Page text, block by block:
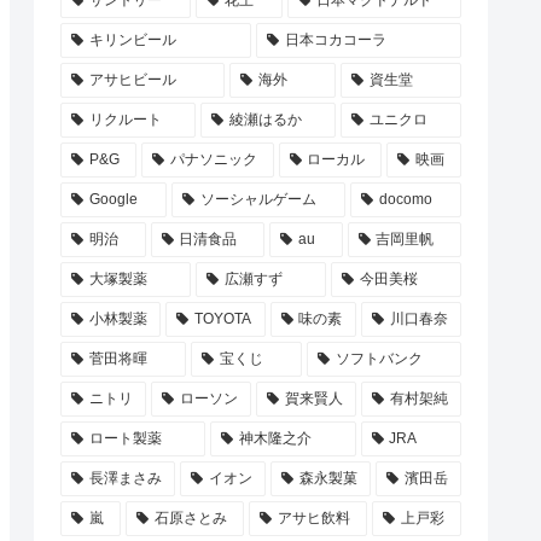
キリンビール 日本コカコーラ
アサヒビール 海外 資生堂
リクルート 綾瀬はるか ユニクロ
P&G パナソニック ローカル 映画
Google ソーシャルゲーム docomo
明治 日清食品 au 吉岡里帆
大塚製薬 広瀬すず 今田美桜
小林製薬 TOYOTA 味の素 川口春奈
菅田将暉 宝くじ ソフトバンク
ニトリ ローソン 賀来賢人 有村架純
ロート製薬 神木隆之介 JRA
長澤まさみ イオン 森永製菓 濱田岳
嵐 石原さとみ アサヒ飲料 上戸彩